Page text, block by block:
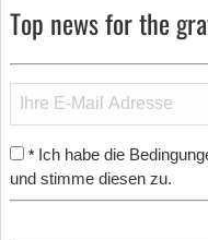
Top news for the
* Ich habe die
und stimme diesen zu.